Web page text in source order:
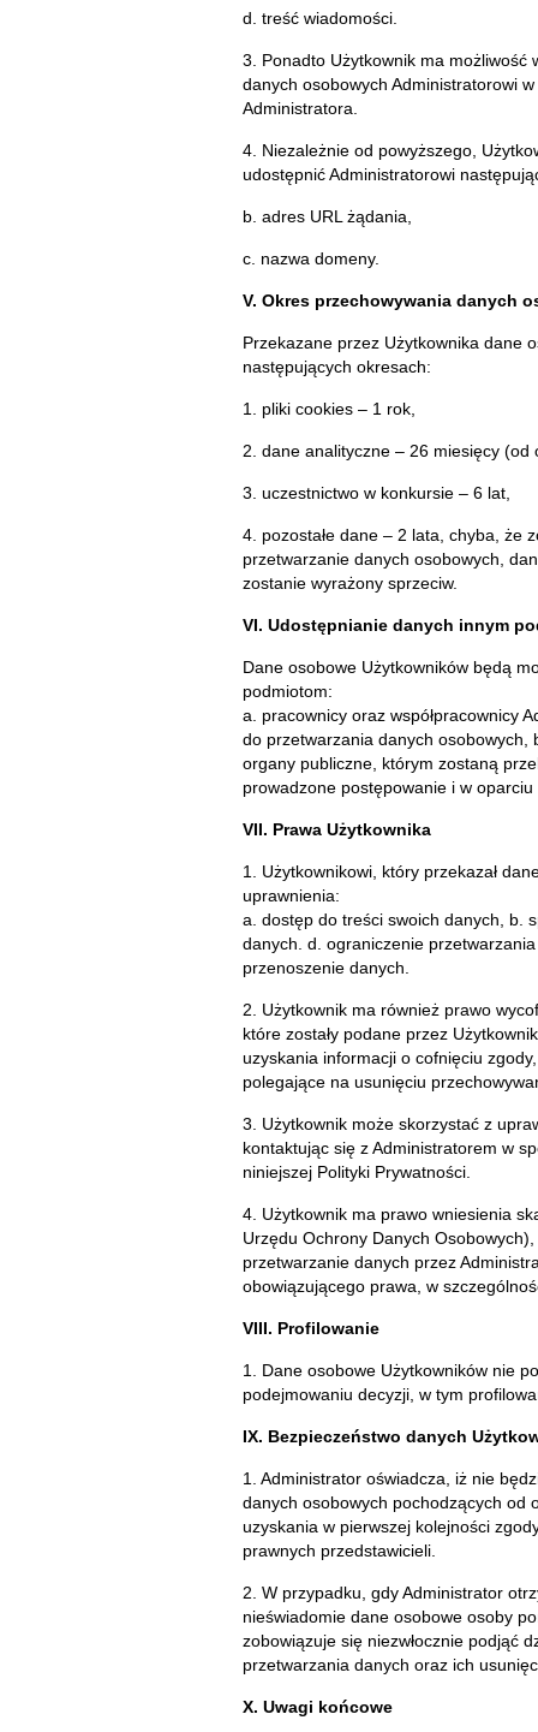
d. treść wiadomości.
3. Ponadto Użytkownik ma możliwość
danych osobowych Administratorowi
Administratora.
4. Niezależnie od powyższego,
udostępnić Administratorowi
b. adres URL żądania,
c. nazwa domeny.
V. Okres przechowywania danych
Przekazane przez Użytkownika dane
następujących okresach:
1. pliki cookies – 1 rok,
2. dane analityczne – 26 miesięcy (od
3. uczestnictwo w konkursie – 6 lat,
4. pozostałe dane – 2 lata, chyba, że
przetwarzanie danych osobowych,
zostanie wyrażony sprzeciw.
VI. Udostępnianie danych innym
Dane osobowe Użytkowników będą
podmiotom:
a. pracownicy oraz współpracownicy
do przetwarzania danych osobowych,
organy publiczne, którym zostaną
prowadzone postępowanie i w
VII. Prawa Użytkownika
1. Użytkownikowi, który przekazał
uprawnienia:
a. dostęp do treści swoich danych, b.
danych. d. ograniczenie
przenoszenie danych.
2. Użytkownik ma również prawo
które zostały podane przez
uzyskania informacji o cofnięciu
polegające na usunięciu
3. Użytkownik może skorzystać z
kontaktując się z Administratorem w
niniejszej Polityki Prywatności.
4. Użytkownik ma prawo wniesienia
Urzędu Ochrony Danych
przetwarzanie danych przez
obowiązującego prawa, w
VIII. Profilowanie
1. Dane osobowe Użytkowników nie
podejmowaniu decyzji, w tym
IX. Bezpieczeństwo danych
1. Administrator oświadcza, iż nie
danych osobowych pochodzących od
uzyskania w pierwszej kolejności
prawnych przedstawicieli.
2. W przypadku, gdy Administrator
nieświadomie dane osobowe osoby
zobowiązuje się niezwłocznie podjąć
przetwarzania danych oraz ich
X. Uwagi końcowe